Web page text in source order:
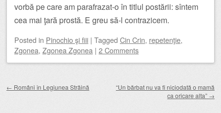
vorbă pe care am parafrazat-o în titlul postării: sîntem
cea mai ţară prostă. E greu să-l contrazicem.
Posted in Pinochio şi fiii | Tagged Cin Crin, repetenţie,
Zgonea, Zgonea Zgonea | 2 Comments
← Români în Legiunea Străină
“Un bărbat nu va fi niciodată o mamă
ca oricare alta” →